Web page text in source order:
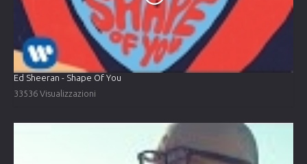
Ed Sheeran - Shape Of You
33536 Visualizzazioni